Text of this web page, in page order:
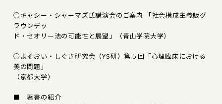
○キャシー・シャーマズ氏講演会のご案内 「社会構成主義版グ
ラウンデッ
ド・セオリー法の可能性と展望」（青山学院大学）
○よそおい・しぐさ研究会（YS研）第５回「心理臨床における
美の問題」
（京都大学）
■ 著書の紹介